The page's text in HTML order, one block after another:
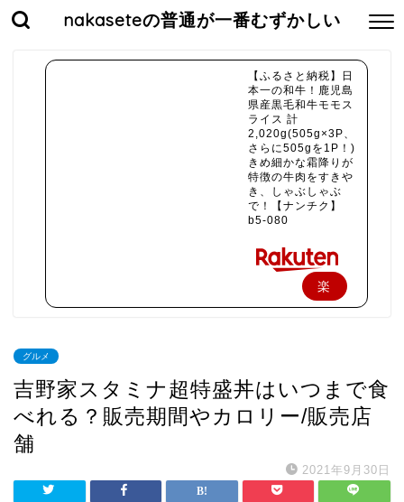
nakaseteの普通が一番むずかしい
【ふるさと納税】日
本一の和牛！鹿児島
県産黒毛和牛モモス
ライス 計
2,020g(505g×3P、
さらに505gを1P！)
きめ細かな霜降りが
特徴の牛肉をすきや
き、しゃぶしゃぶ
で！【ナンチク】
b5-080
楽
入
グルメ
吉野家スタミナ超特盛丼はいつまで食
べれる？販売期間やカロリー/販売店
舗
2021年9月30日